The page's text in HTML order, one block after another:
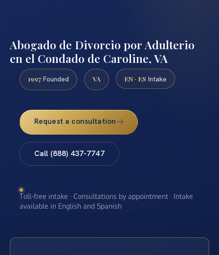
Abogado de Divorcio por Adulterio
en el Condado de Caroline, VA
1997 Founded VA EN · ES Intake
Request a consultation
Call (888) 437-7747
Toll-free intake · Consultations by appointment · Intake
available in English and Spanish